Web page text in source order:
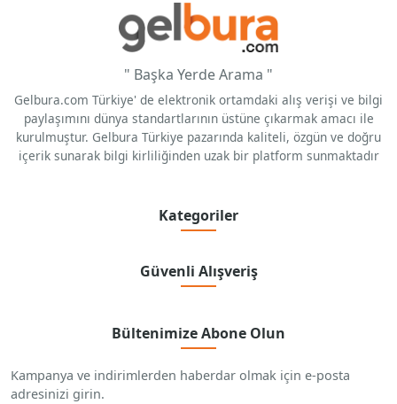
" Başka Yerde Arama "
Gelbura.com Türkiye' de elektronik ortamdaki alış verişi ve bilgi
paylaşımını dünya standartlarının üstüne çıkarmak amacı ile
kurulmuştur. Gelbura Türkiye pazarında kaliteli, özgün ve doğru
içerik sunarak bilgi kirliliğinden uzak bir platform sunmaktadır
Kategoriler
Güvenli Alışveriş
Bültenimize Abone Olun
Kampanya ve indirimlerden haberdar olmak için e-posta
adresinizi girin.